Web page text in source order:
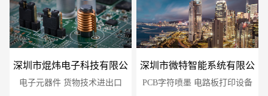
深圳市焜炜电子科技有限公
司
电子元器件 货物技术进出口
深圳市微特智能系统有限公
司
PCB字符喷墨 电路板打印设备